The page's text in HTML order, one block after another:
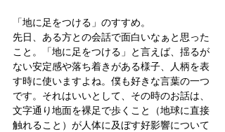
「地に足をつける」のすすめ。
先日、ある方との会話で面白いなぁと思った
こと。「地に足をつける」と言えば、揺るが
ない安定感や落ち着きがある様子、人柄を表
す時に使いますよね。僕も好きな言葉の一つ
です。それはいいとして、その時のお話は、
文字通り地面を裸足で歩くこと（地球に直接
触れること）が人体に及ぼす好影響について